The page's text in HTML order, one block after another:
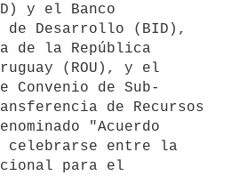
y el Banco
de Desarrollo (BID),
de la República
(ROU), y el
Convenio de Sub-
de Recursos
"Acuerdo
celebrarse entre la
para el